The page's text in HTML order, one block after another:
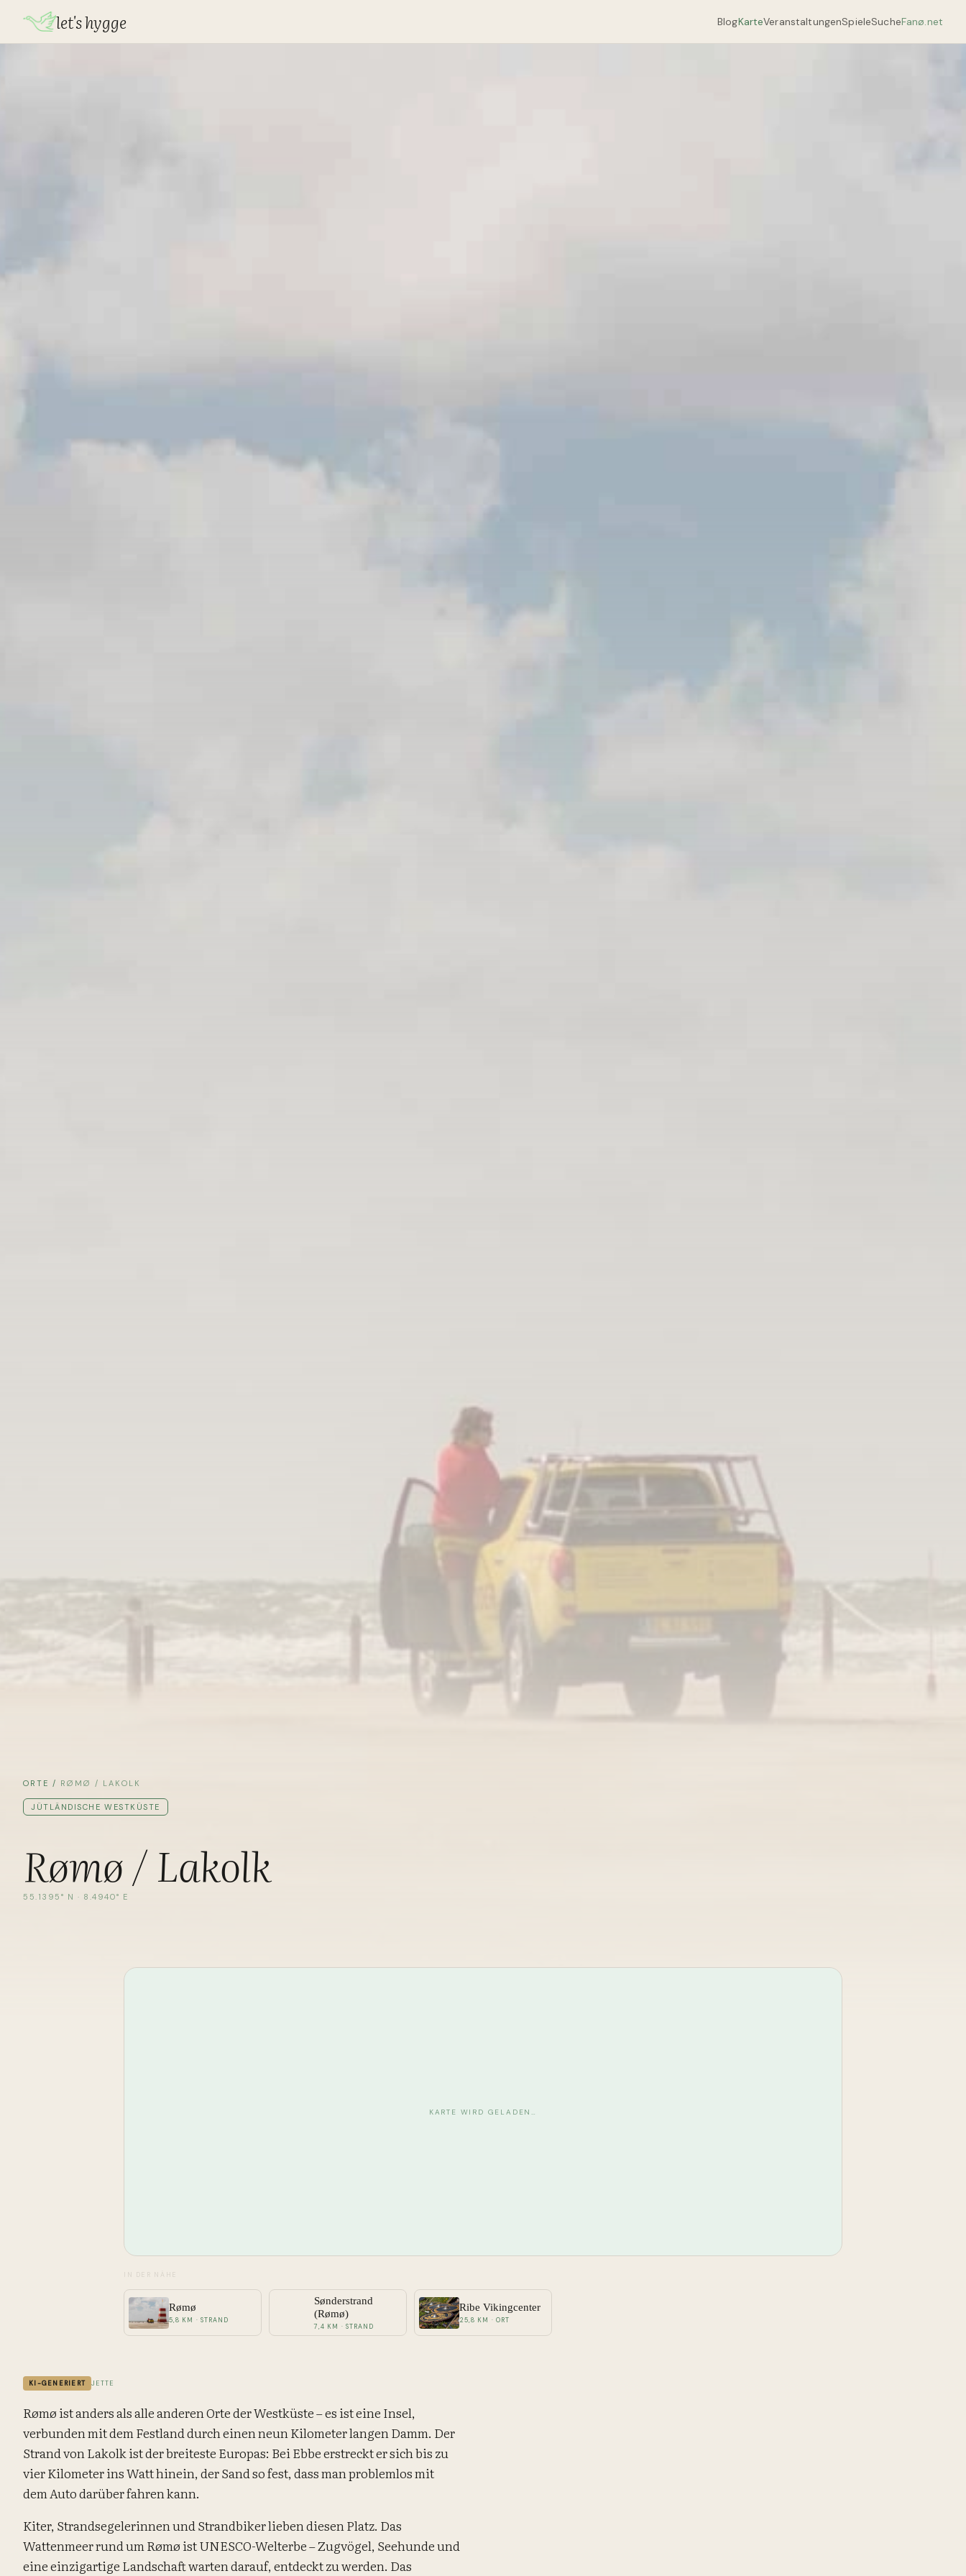
let's hygge BlogKarteVeranstaltungenSpieleSucheFanø.net
ORTE / RØMØ / LAKOLK
JÜTLÄNDISCHE WESTKÜSTE
Rømø / Lakolk
55.1395 ° N · 8.4940° E
KARTE WIRD GELADEN…
IN DER NÄHE
Rømø
5,8 KM · STRAND
Sønderstrand
(Rømø)
7,4 KM · STRAND
Ribe Vikingcenter
25,8 KM · ORT
KI-GENERIERT JETTE
Rømø ist anders als alle anderen Orte der Westküste – es ist eine Insel,
verbunden mit dem Festland durch einen neun Kilometer langen Damm. Der
Strand von Lakolk ist der breiteste Europas: Bei Ebbe erstreckt er sich bis zu
vier Kilometer ins Watt hinein, der Sand so fest, dass man problemlos mit
dem Auto darüber fahren kann.
Kiter, Strandsegelerinnen und Strandbiker lieben diesen Platz. Das
Wattenmeer rund um Rømø ist UNESCO-Welterbe – Zugvögel, Seehunde und
eine einzigartige Landschaft warten darauf, entdeckt zu werden. Das